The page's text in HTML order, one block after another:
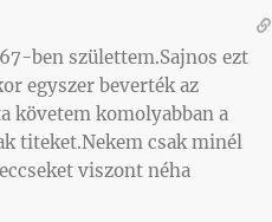
ben születtem.Sajnos ezt
egyszer beverték az
követem komolyabban a
titeket.Nekem csak minél
viszont néha